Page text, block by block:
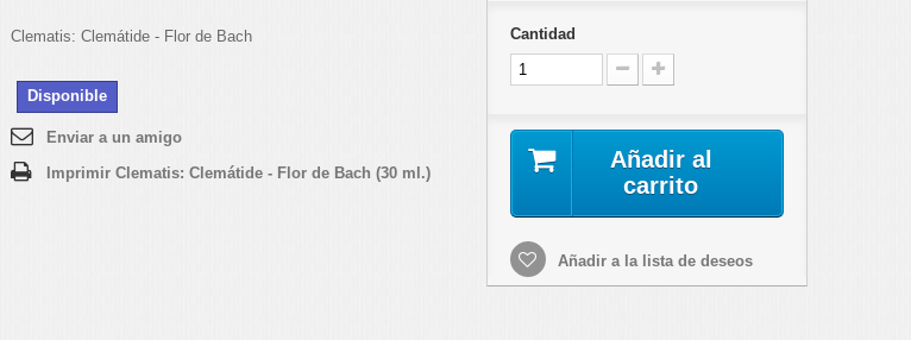
Clematis: Clemátide - Flor de Bach
Disponible
Enviar a un amigo
Imprimir Clematis: Clemátide - Flor de Bach (30 ml.)
Cantidad
Añadir al
carrito
Añadir a la lista de deseos